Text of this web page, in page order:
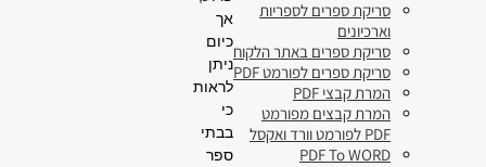
אך
כיום
ניתן
לראות
כי
בבתי
ספר
סריקת ספרים לספריות
וארכיונים
סריקת ספרים באתר הלקוח
סריקת ספרים לפורמט PDF
המרת קבצי PDF
המרת קבצים מפורמט
PDF לפורמט וורד ואקסל
PDF To WORD